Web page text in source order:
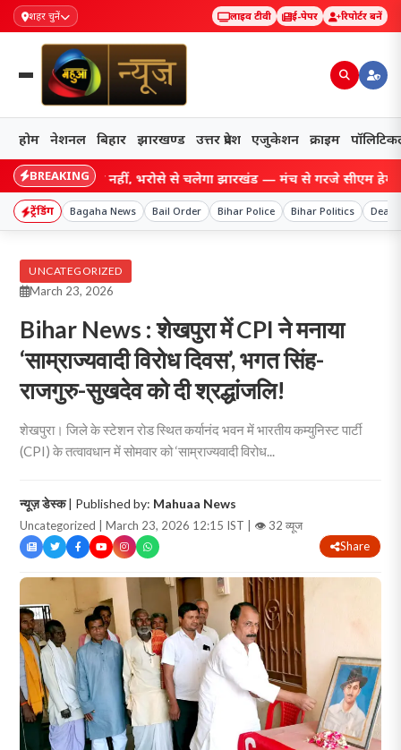
शहर चुनें लाइव टीवी ई-पेपर रिपोर्टर बनें
होम नेशनल बिहार झारखण्ड उत्तर प्रदेश एजुकेशन क्राइम
BREAKING
गोलियों से नहीं, भरोसे से चलेगा झारखंड — मंच से गरजे सीएम हेमंत सोरेन,
ट्रेंडिंग Bagaha News Bail Order Bihar Police Bihar Politics
UNCATEGORIZED
March 23, 2026
Bihar News : शेखपुरा में CPI ने मनाया
‘साम्राज्यवादी विरोध दिवस’, भगत सिंह-
राजगुरु-सुखदेव को दी श्रद्धांजलि!
शेखपुरा। जिले के स्टेशन रोड स्थित कर्यानंद भवन में भारतीय कम्युनिस्ट पार्टी
(CPI) के तत्वावधान में सोमवार को ‘साम्राज्यवादी विरोध...
न्यूज़ डेस्क| Published by: Mahuaa News
Uncategorized | March 23, 2026 12:15 IST | 👁 32 व्यूज
Share